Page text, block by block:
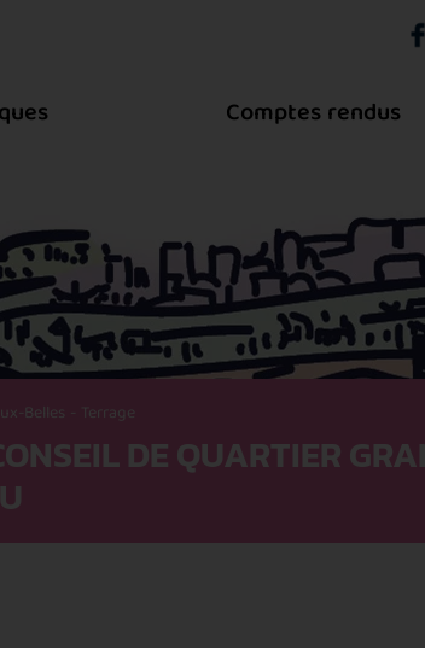
Comptes rendus
Belles - Terrage
DE QUARTIER